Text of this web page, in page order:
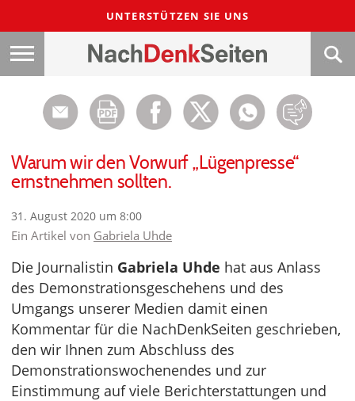
UNTERSTÜTZEN SIE UNS
Warum wir den Vorwurf „Lügenpresse“
ernstnehmen sollten.
31. August 2020 um 8:00
Ein Artikel von Gabriela Uhde
Die Journalistin Gabriela Uhde hat aus Anlass
des Demonstrationsgeschehens und des
Umgangs unserer Medien damit einen
Kommentar für die NachDenkSeiten geschrieben,
den wir Ihnen zum Abschluss des
Demonstrationswochenendes und zur
Einstimmung auf viele Berichterstattungen und